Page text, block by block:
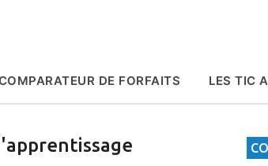
DE FORFAITS LES TIC